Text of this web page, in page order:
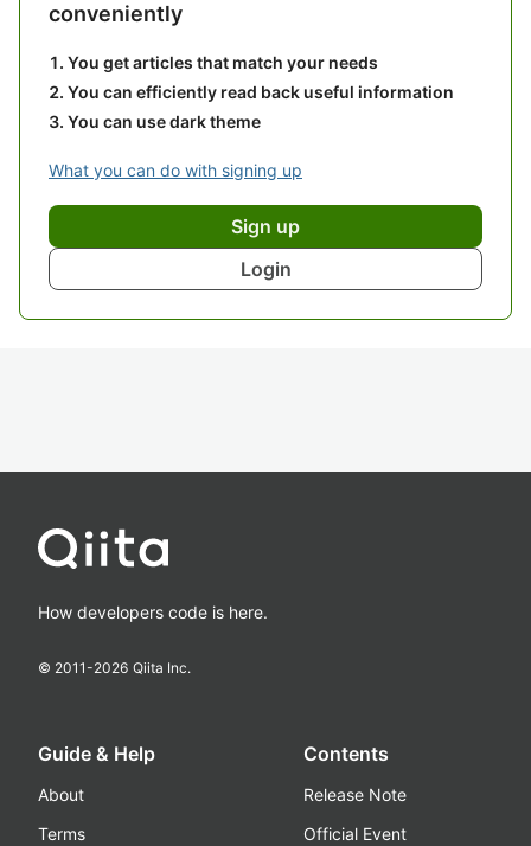
conveniently
You get articles that match your needs
You can efficiently read back useful information
You can use dark theme
What you can do with signing up
Sign up
Login
How developers code is here.
© 2011-2026 Qiita Inc.
Guide & Help
About
Terms
Contents
Release Note
Official Event